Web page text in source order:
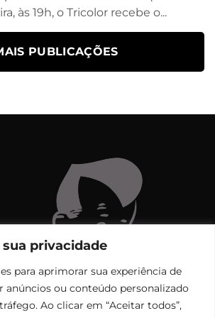
privacidade
para aprimorar sua experiência de
anúncios ou conteúdo personalizado
Ao clicar em “Aceitar todos”,
às 19h, o Tricolor recebe o...
PUBLICAÇÕES